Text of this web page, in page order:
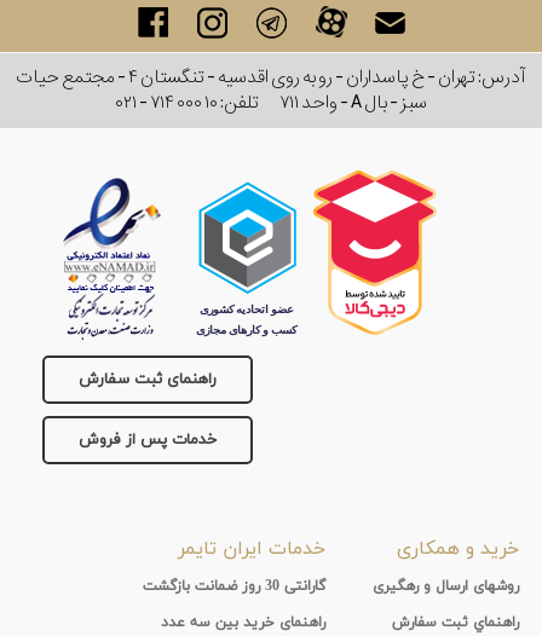
باتری
آدرس: تهران - خ پاسداران - رو به روی اقدسیه - تنگستان ۴ - مجتمع حیات
سبز - بال A - واحد ۷۱۱
تلفن:۰۲۱ - ۷۱۴ ۰۰۰ ۱۰
راهنمای ثبت سفارش
خدمات پس از فروش
خرید و همکاری
روشهای ارسال و رهگیری
راهنماي ثبت سفارش
خدمات ایران تایمر
گارانتی 30 روز ضمانت بازگشت
راهنمای خرید بین سه عدد